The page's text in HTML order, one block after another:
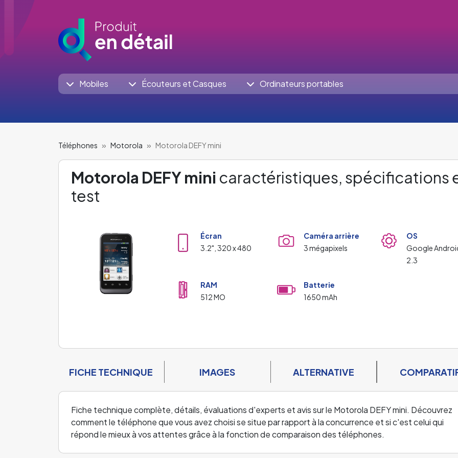
Mobiles Écouteurs et Casques Ordinateurs portables
Téléphones Motorola Motorola DEFY mini
Motorola DEFY mini caractéristiques, spécifications
test
Écran
3.2", 320 x 480
Caméra arrière
3 mégapixels
OS
Google
2.3
RAM
512 MO
Batterie
1650 mAh
FICHE TECHNIQUE IMAGES ALTERNATIVE
Fiche technique complète, détails, évaluations d'experts et avis sur le Motorola DEFY mini. Découvrez
comment le téléphone que vous avez choisi se situe par rapport à la concurrence et si c'est celui qui
répond le mieux à vos attentes grâce à la fonction de comparaison des téléphones.